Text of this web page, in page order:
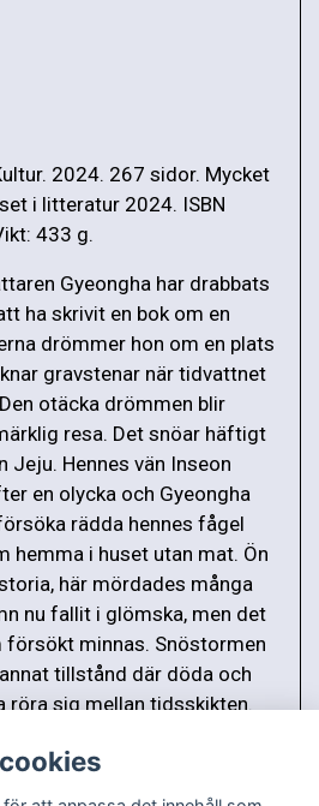
2024. 267 sidor. Mycket
i litteratur 2024. ISBN
433 g.
Gyeongha har drabbats
ha skrivit en bok om en
drömmer hon om en plats
gravstenar när tidvattnet
otäcka drömmen blir
resa. Det snöar häftigt
Jeju. Hennes vän Inseon
en olycka och Gyeongha
rädda hennes fågel
hemma i huset utan mat. Ön
här mördades många
nu fallit i glömska, men det
försökt minnas. Snöstormen
tillstånd där döda och
röra sig mellan tidsskikten.